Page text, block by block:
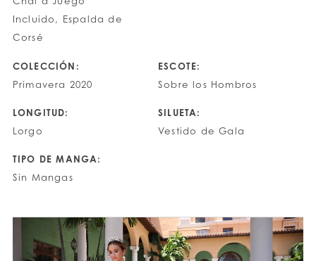
Incluido, Espalda de
Corsé
COLECCIÓN:
Primavera 2020
ESCOTE:
Sobre los Hombros
LONGITUD:
Lorgo
SILUETA:
Vestido de Gala
TIPO DE MANGA:
Sin Mangas
PAUSE AUTOPLAY
PREVIOUS SLIDE
NEXT SLIDE